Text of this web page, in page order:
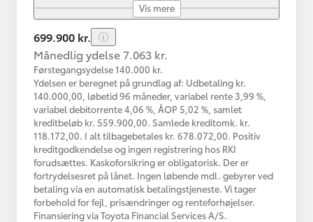
Vis mere
699.900 kr.
Månedlig ydelse 7.063 kr.
Førstegangsydelse 140.000 kr.
Ydelsen er beregnet på grundlag af: Udbetaling kr.
140.000,00, løbetid 96 måneder, variabel rente 3,99 %,
variabel debitorrente 4,06 %, ÅOP 5,02 %, samlet
kreditbeløb kr. 559.900,00. Samlede kreditomk. kr.
118.172,00. I alt tilbagebetales kr. 678.072,00. Positiv
kreditgodkendelse og ingen registrering hos RKI
forudsættes. Kaskoforsikring er obligatorisk. Der er
fortrydelsesret på lånet. Ingen løbende mdl. gebyrer ved
betaling via en automatisk betalingstjeneste. Vi tager
forbehold for fejl, prisændringer og renteforhøjelser.
Finansiering via Toyota Financial Services A/S.